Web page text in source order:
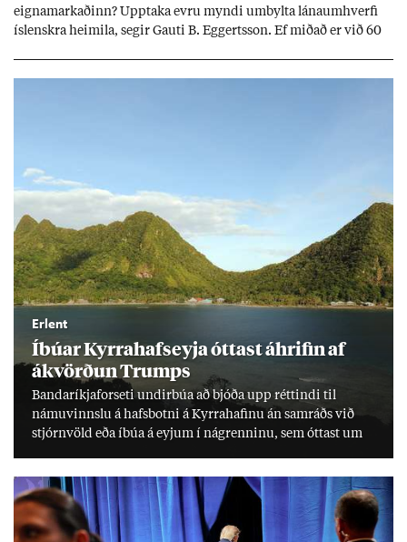
eigna­mark­að­inn? Upp­taka evru myndi um­bylta lánaum­hverfi
ís­lenskra heim­ila, seg­ir Gauti B. Eggerts­son. Ef mið­að er við 60
Erlent
Íbú­ar Kyrra­hafs­eyja ótt­ast áhrif­in af
ákvörð­un Trumps
Banda­ríkja­for­seti und­ir­búa að bjóða upp rétt­indi til
námu­vinnslu á hafs­botni á Kyrra­haf­inu án sam­ráðs við
stjórn­völd eða íbúa á eyj­um í ná­grenn­inu, sem ótt­ast um